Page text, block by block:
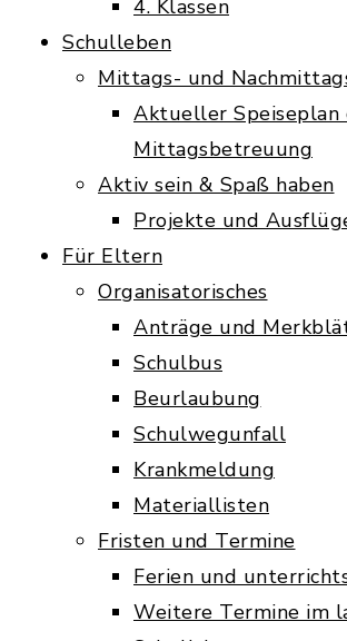
4. Klassen
Schulleben
Mittags- und
Aktueller Speiseplan
Mittagsbetreuung
Aktiv sein & Spaß haben
Projekte und
Für Eltern
Organisatorisches
Anträge und
Schulbus
Beurlaubung
Schulwegunfall
Krankmeldung
Materiallisten
Fristen und Termine
Ferien und
Weitere Termine im